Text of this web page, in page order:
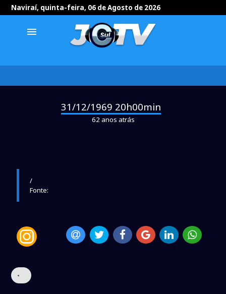
Naviraí, quinta-feira, 06 de Agosto de 2026
menu
31/12/1969 20h00min
62 anos atrás
/
Fonte:
•